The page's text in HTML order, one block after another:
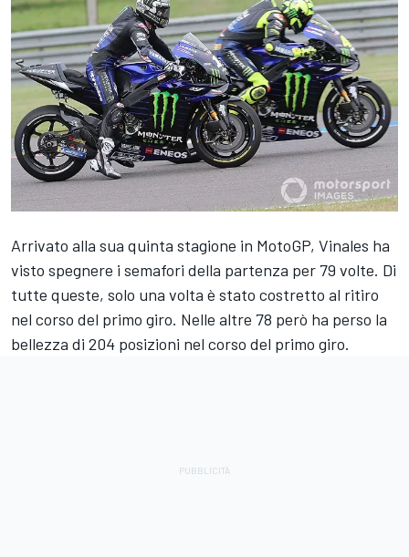
Arrivato alla sua quinta stagione in MotoGP, Vinales ha
visto spegnere i semafori della partenza per 79 volte. Di
tutte queste, solo una volta è stato costretto al ritiro
nel corso del primo giro. Nelle altre 78 però ha perso la
bellezza di 204 posizioni nel corso del primo giro.